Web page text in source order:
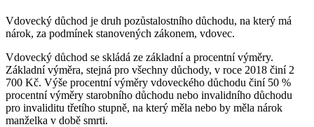
Vdovecký důchod je druh pozůstalostního důchodu, na který má
nárok, za podmínek stanovených zákonem, vdovec.
Vdovecký důchod se skládá ze základní a procentní výměry.
Základní výměra, stejná pro všechny důchody, v roce 2018 činí 2
700 Kč. Výše procentní výměry vdoveckého důchodu činí 50 %
procentní výměry starobního důchodu nebo invalidního důchodu
pro invaliditu třetího stupně, na který měla nebo by měla nárok
manželka v době smrti.